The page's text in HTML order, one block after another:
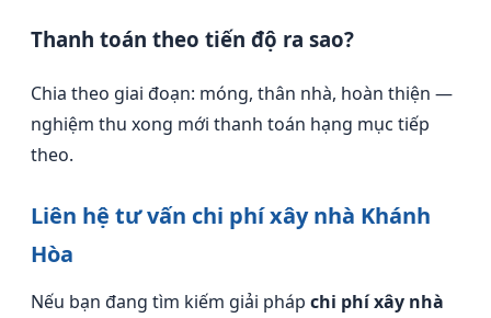
Thanh toán theo tiến độ ra sao?
Chia theo giai đoạn: móng, thân nhà, hoàn thiện —
nghiệm thu xong mới thanh toán hạng mục tiếp
theo.
Liên hệ tư vấn chi phí xây nhà Khánh
Hòa
Nếu bạn đang tìm kiếm giải pháp chi phí xây nhà